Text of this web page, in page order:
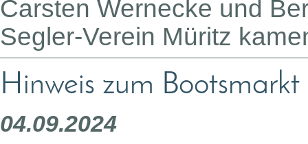
Carsten Wernecke und
Segler-Verein Müritz
Hinweis zum Bootsmarkt
04.09.2024